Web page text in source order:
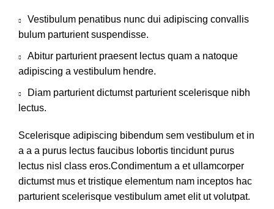
Vestibulum penatibus nunc dui adipiscing convallis
bulum parturient suspendisse.
Abitur parturient praesent lectus quam a natoque
adipiscing a vestibulum hendre.
Diam parturient dictumst parturient scelerisque nibh
lectus.
Scelerisque adipiscing bibendum sem vestibulum et in
a a a purus lectus faucibus lobortis tincidunt purus
lectus nisl class eros.Condimentum a et ullamcorper
dictumst mus et tristique elementum nam inceptos hac
parturient scelerisque vestibulum amet elit ut volutpat.